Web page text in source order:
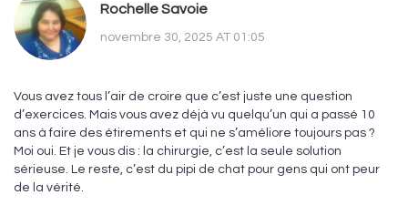
Rochelle Savoie
novembre 30, 2025 AT 01:05
Vous avez tous l’air de croire que c’est juste une question
d’exercices. Mais vous avez déjà vu quelqu’un qui a passé 10
ans à faire des étirements et qui ne s’améliore toujours pas ?
Moi oui. Et je vous dis : la chirurgie, c’est la seule solution
sérieuse. Le reste, c’est du pipi de chat pour gens qui ont peur
de la vérité.